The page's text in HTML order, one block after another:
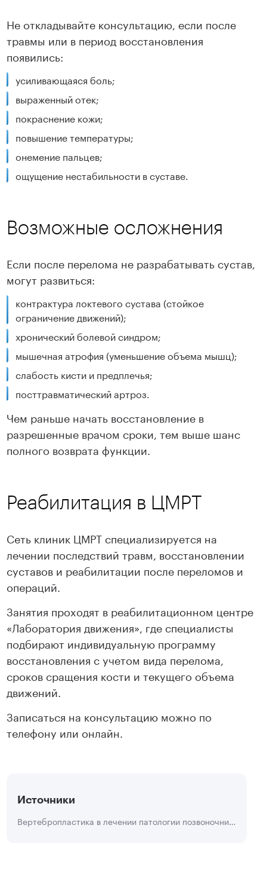
Не откладывайте консультацию, если после
травмы или в период восстановления
появились:
усиливающаяся боль;
выраженный отек;
покраснение кожи;
повышение температуры;
онемение пальцев;
ощущение нестабильности в суставе.
Возможные осложнения
Если после перелома не разрабатывать сустав,
могут развиться:
контрактура локтевого сустава (стойкое
ограничение движений);
хронический болевой синдром;
мышечная атрофия (уменьшение объема мышц);
слабость кисти и предплечья;
посттравматический артроз.
Чем раньше начать восстановление в
разрешенные врачом сроки, тем выше шанс
полного возврата функции.
Реабилитация в ЦМРТ
Сеть клиник ЦМРТ специализируется на
лечении последствий травм, восстановлении
суставов и реабилитации после переломов и
операций.
Занятия проходят в реабилитационном центре
«Лаборатория движения», где специалисты
подбирают индивидуальную программу
восстановления с учетом вида перелома,
сроков сращения кости и текущего объема
движений.
Записаться на консультацию можно по
телефону или онлайн.
Источники
Вертебропластика в лечении патологии позвоночника (клинико-экспериментальное исследование)